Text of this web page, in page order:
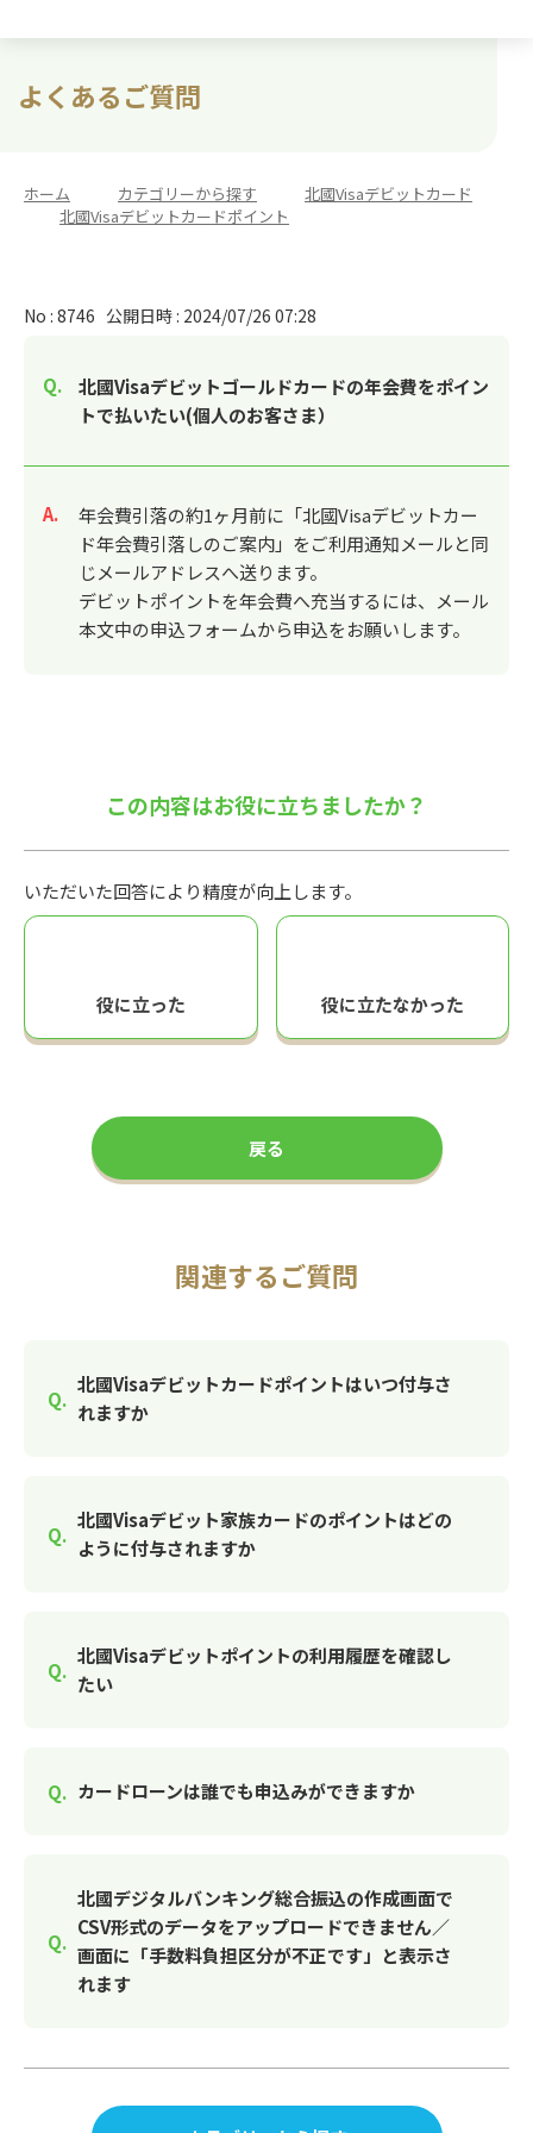
よくあるご質問
ホーム カテゴリーから探す
北國Visaデビットカード
北國Visaデビットカードポイント
No : 8746 公開日時 : 2024/07/26 07:28
北國Visaデビットゴールドカードの年会費をポイン
トで払いたい(個人のお客さま）
回答
年会費引落の約1ヶ月前に「北國Visaデビットカー
ド年会費引落しのご案内」をご利用通知メールと同
じメールアドレスへ送ります。
デビットポイントを年会費へ充当するには、メール
本文中の申込フォームから申込をお願いします。
この内容はお役に立ちましたか？
いただいた回答により精度が向上します。
役に立った 役に立たなかった
戻る
関連するご質問
北國Visaデビットカードポイントはいつ付与さ
れますか
北國Visaデビット家族カードのポイントはどの
ように付与されますか
北國Visaデビットポイントの利用履歴を確認し
たい
カードローンは誰でも申込みができますか
北國デジタルバンキング総合振込の作成画面で
CSV形式のデータをアップロードできません／
画面に「手数料負担区分が不正です」と表示さ
れます